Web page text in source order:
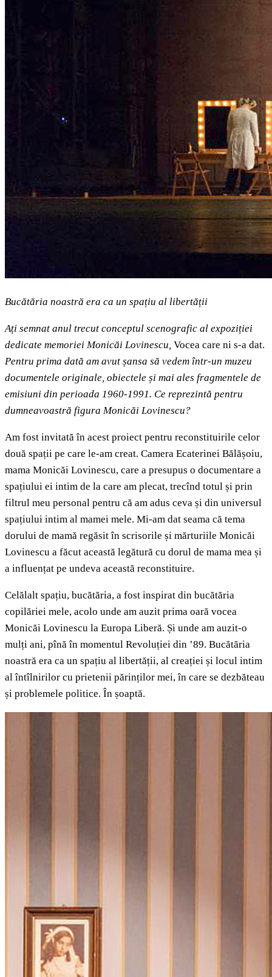
Bucătăria noastră era ca un spațiu al libertății
Ați semnat anul trecut conceptul scenografic al expoziției
dedicate memoriei Monicăi Lovinescu, Vocea care ni s-a dat.
Pentru prima dată am avut șansa să vedem într-un muzeu
documentele originale, obiectele și mai ales fragmentele de
emisiuni din perioada 1960-1991. Ce reprezintă pentru
dumneavoastră figura Monicăi Lovinescu?
Am fost invitată în acest proiect pentru reconstituirile celor
două spații pe care le-am creat. Camera Ecaterinei Bălășoiu,
mama Monicăi Lovinescu, care a presupus o documentare a
spațiului ei intim de la care am plecat, trecînd totul și prin
filtrul meu personal pentru că am adus ceva și din universul
spațiului intim al mamei mele. Mi-am dat seama că tema
dorului de mamă regăsit în scrisorile și mărturiile Monicăi
Lovinescu a făcut această legătură cu dorul de mama mea și
a influențat pe undeva această reconstituire.
Celălalt spațiu, bucătăria, a fost inspirat din bucătăria
copilăriei mele, acolo unde am auzit prima oară vocea
Monicăi Lovinescu la Europa Liberă. Și unde am auzit-o
mulți ani, pînă în momentul Revoluției din ’89. Bucătăria
noastră era ca un spațiu al libertății, al creației și locul intim
al întîlnirilor cu prietenii părinților mei, în care se dezbăteau
și problemele politice. În șoaptă.